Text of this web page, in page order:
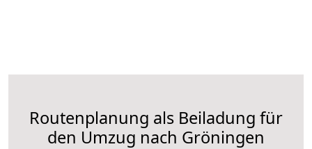
Routenplanung als Beiladung für
den Umzug nach Gröningen